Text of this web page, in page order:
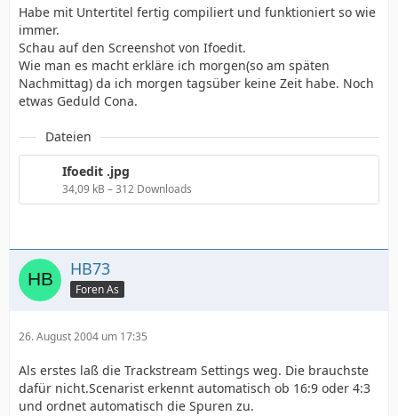
Habe mit Untertitel fertig compiliert und funktioniert so wie
immer.
Schau auf den Screenshot von Ifoedit.
Wie man es macht erkläre ich morgen(so am späten
Nachmittag) da ich morgen tagsüber keine Zeit habe. Noch
etwas Geduld Cona.
Dateien
Ifoedit .jpg
34,09 kB – 312 Downloads
HB73
Foren As
26. August 2004 um 17:35
Als erstes laß die Trackstream Settings weg. Die brauchste
dafür nicht.Scenarist erkennt automatisch ob 16:9 oder 4:3
und ordnet automatisch die Spuren zu.